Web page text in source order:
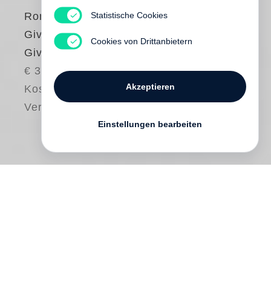
Roni Horn
Give Me Paradox or
Give Me Death
€ 38.00
Kostenloser
Versand
Statistische Cookies
Cookies von Drittanbietern
Akzeptieren
Einstellungen bearbeiten